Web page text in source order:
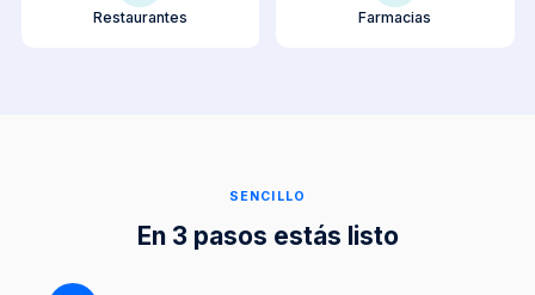
Restaurantes Farmacias
SENCILLO
En 3 pasos estás listo